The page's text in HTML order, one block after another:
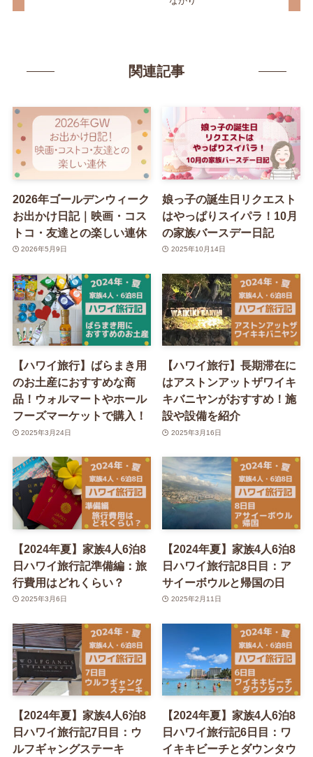
関連記事
2026年ゴールデンウィーク
お出かけ日記｜映画・コス
トコ・友達との楽しい連休
2026年5月9日
娘っ子の誕生日リクエスト
はやっぱりスイパラ！10月
の家族バースデー日記
2025年10月14日
【ハワイ旅行】ばらまき用
のお土産におすすめな商
品！ウォルマートやホール
フーズマーケットで購入！
2025年3月24日
【ハワイ旅行】長期滞在に
はアストンアットザワイキ
キバニヤンがおすすめ！施
設や設備を紹介
2025年3月16日
【2024年夏】家族4人6泊8
日ハワイ旅行記準備編：旅
行費用はどれくらい？
2025年3月6日
【2024年夏】家族4人6泊8
日ハワイ旅行記8日目：ア
サイーボウルと帰国の日
2025年2月11日
【2024年夏】家族4人6泊8
日ハワイ旅行記7日目：ウ
ルフギャングステーキ
【2024年夏】家族4人6泊8
日ハワイ旅行記6日目：ワ
イキキビーチとダウンタウ